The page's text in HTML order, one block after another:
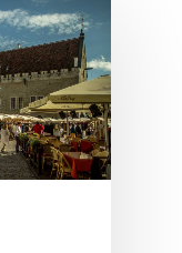
Blog